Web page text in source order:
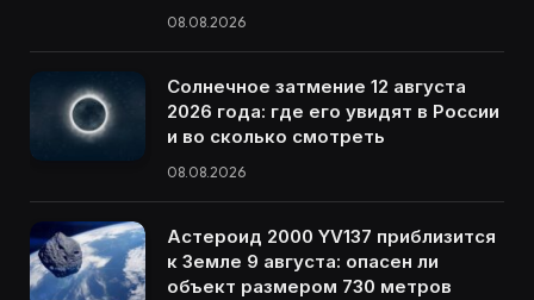
08.08.2026
Солнечное затмение 12 августа
2026 года: где его увидят в России
и во сколько смотреть
08.08.2026
Астероид 2000 YV137 приблизится
к Земле 9 августа: опасен ли
объект размером 730 метров